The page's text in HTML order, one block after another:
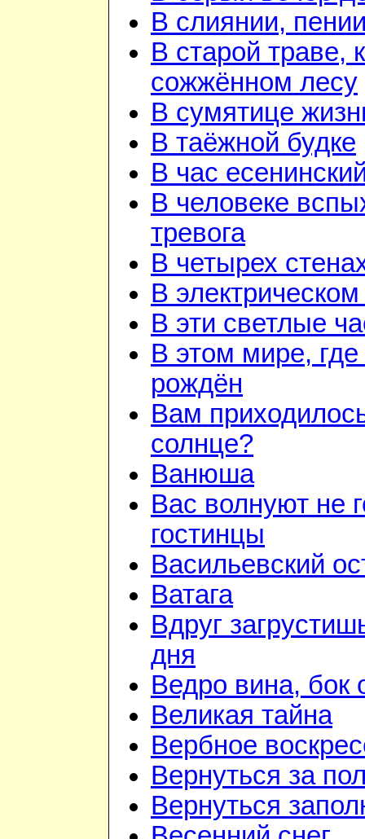
В слиянии,
В старой траве,
сожжённом лесу
В сумятице
В таёжной будке
В час
В человеке
тревога
В четырех
В
В эти светлые
В этом мире,
рождён
Вам
солнце?
Ванюша
Вас волнуют не
гостинцы
Васильевский
Ватага
Вдруг
дня
Ведро вина, бок
Великая тайна
Вербное
Вернуться за
Вернуться